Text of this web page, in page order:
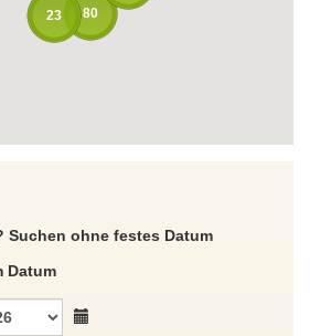
80
23
Suchen ohne festes Datum
Datum